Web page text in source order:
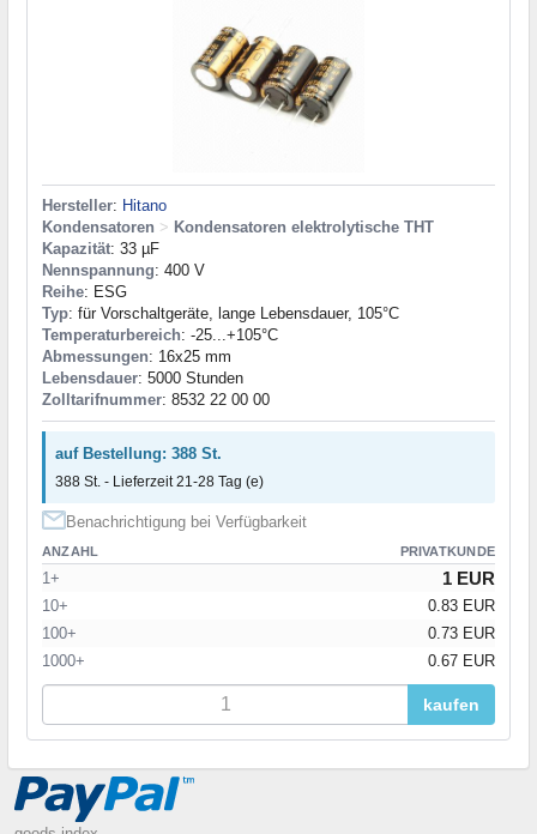
Hersteller: Hitano
Kondensatoren > Kondensatoren elektrolytische THT
Kapazität: 33 µF
Nennspannung: 400 V
Reihe: ESG
Typ: für Vorschaltgeräte, lange Lebensdauer, 105°C
Temperaturbereich: -25...+105°C
Abmessungen: 16x25 mm
Lebensdauer: 5000 Stunden
Zolltarifnummer: 8532 22 00 00
auf Bestellung: 388 St.
388 St. - Lieferzeit 21-28 Tag (e)
Benachrichtigung bei Verfügbarkeit
ANZAHL PRIVATKUNDE
1+ 1 EUR
10+
0.83 EUR
100+
0.73 EUR
1000+
0.67 EUR
kaufen